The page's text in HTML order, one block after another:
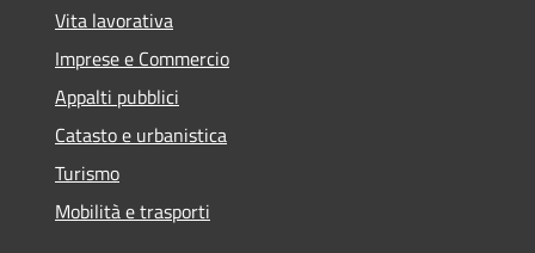
Vita lavorativa
Imprese e Commercio
Appalti pubblici
Catasto e urbanistica
Turismo
Mobilità e trasporti